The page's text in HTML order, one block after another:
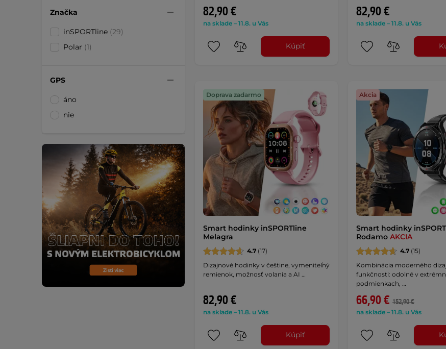
Značka
inSPORTline (29)
Polar (1)
GPS
áno
nie
82,90 €
na sklade – 11.8. u Vás
Kúpiť
82,90 €
na sklade – 11.8. u Vás
Doprava zadarmo
Smart hodinky inSPORTline
Melagra
4.7 (17)
Dizajnové hodinky v češtine, vymeniteľný
remienok, možnosť volania a AI …
82,90 €
na sklade – 11.8. u Vás
Kúpiť
Akcia
Smart hodinky
Rodamo AKCIA
4.7(15)
Kombinácia moderného
funkčnosti: odolné v
podmienkach, …
66,90 € 152,90 €
na sklade – 11.8. u Vás